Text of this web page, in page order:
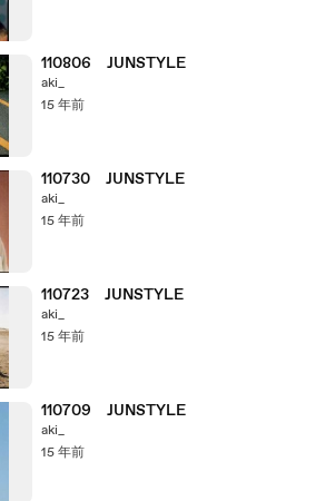
110806 JUNSTYLE
aki_
15 年前
110730 JUNSTYLE
aki_
15 年前
110723 JUNSTYLE
aki_
15 年前
110709 JUNSTYLE
aki_
15 年前